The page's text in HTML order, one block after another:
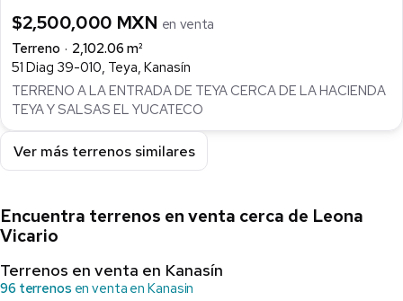
$2,500,000 MXN en venta
Terreno
2,102.06 m²
51 Diag 39-010, Teya, Kanasín
TERRENO A LA ENTRADA DE TEYA CERCA DE LA HACIENDA
TEYA Y SALSAS EL YUCATECO
Ver más terrenos similares
Encuentra terrenos en venta cerca de Leona
Vicario
Terrenos en venta en Kanasín
96 terrenos en venta en Kanasin